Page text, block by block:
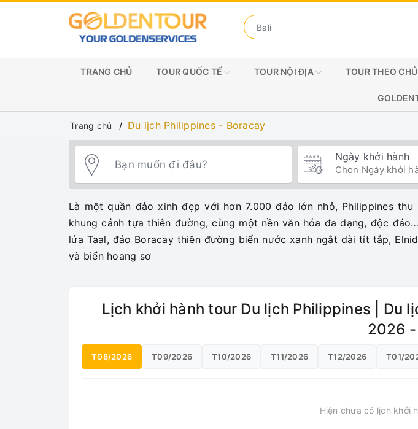
TRANG CHỦ TOUR QUỐC TẾ TOUR NỘI ĐỊA TOUR THEO
Trang chủ Du lịch Philippines - Boracay
Ngày khởi hành
Là một quần đảo xinh đẹp với hơn 7.000 đảo lớn nhỏ, Philippines
khung cảnh tựa thiên đường, cùng một nền văn hóa đa dạng, độc
lửa Taal, đảo Boracay thiên đường biển nước xanh ngắt dài tít tắp,
và biển hoang sơ
Lịch khởi hành tour Du lịch Philippines | Du
2026
T08/2026 T09/2026 T10/2026 T11/2026 T12/2026 T01/
Hiện chưa có lịch khởi